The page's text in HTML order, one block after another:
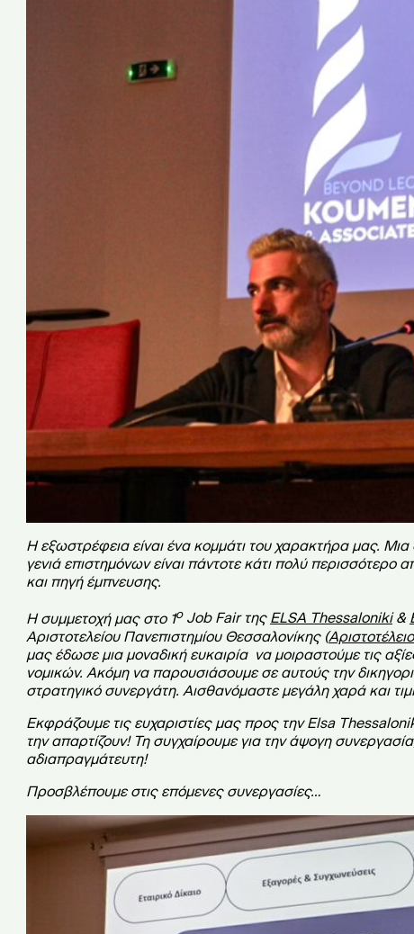
Η εξωστρέφεια είναι ένα κομμάτι του χαρακτήρα μας.
γενιά επιστημόνων είναι πάντοτε κάτι πολύ
και πηγή έμπνευσης.
Η συμμετοχή μας στο 1ο Job Fair της ELSA Thessaloniki&
Αριστοτελείου Πανεπιστημίου Θεσσαλονίκης (
μας έδωσε μια μοναδική ευκαιρία να μοιραστούμε τις
νομικών. Ακόμη να παρουσιάσουμε σε αυτούς την
στρατηγικό συνεργάτη. Αισθανόμαστε μεγάλη χαρά και
Εκφράζουμε τις ευχαριστίες μας προς τηνElsa
την απαρτίζουν! Τη συγχαίρουμε για την άψογη
αδιαπραγμάτευτη!
Προσβλέπουμε στις επόμενες συνεργασίες…